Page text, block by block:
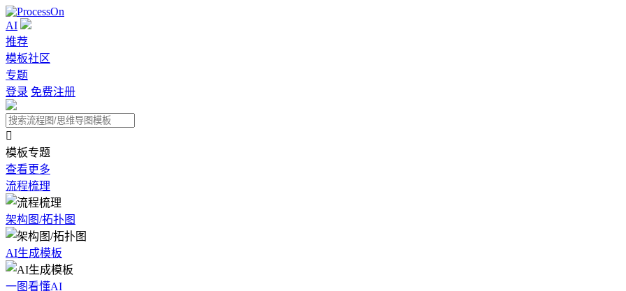
AI
推荐
模板社区
专题
登录 免费注册

模板专题
查看更多
流程梳理
架构图/拓扑图
AI生成模板
一图看懂AI